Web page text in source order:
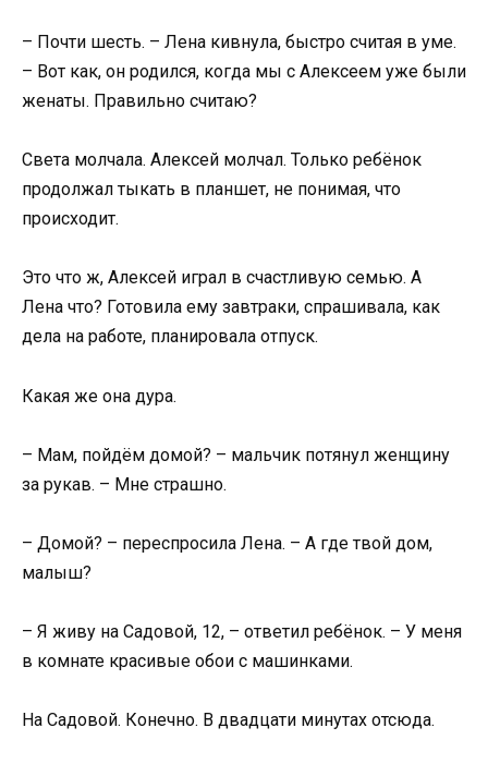
– Почти шесть. – Лена кивнула, быстро считая в уме.
– Вот как, он родился, когда мы с Алексеем уже были
женаты. Правильно считаю?
Света молчала. Алексей молчал. Только ребёнок
продолжал тыкать в планшет, не понимая, что
происходит.
Это что ж, Алексей играл в счастливую семью. А
Лена что? Готовила ему завтраки, спрашивала, как
дела на работе, планировала отпуск.
Какая же она дура.
– Мам, пойдём домой? – мальчик потянул женщину
за рукав. – Мне страшно.
– Домой? – переспросила Лена. – А где твой дом,
малыш?
– Я живу на Садовой, 12, – ответил ребёнок. – У меня
в комнате красивые обои с машинками.
На Садовой. Конечно. В двадцати минутах отсюда.